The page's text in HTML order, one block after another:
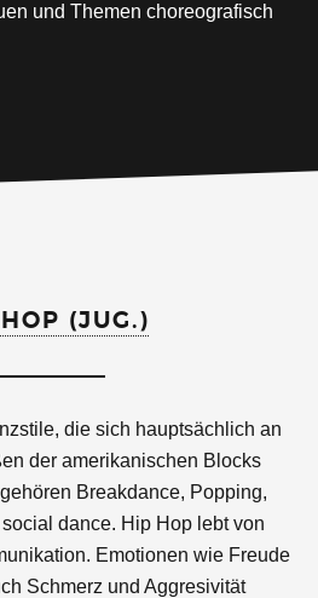
und Themen choreografisch
(JUG.)
die sich hauptsächlich an
der amerikanischen Blocks
Breakdance, Popping,
dance. Hip Hop lebt von
Emotionen wie Freude
Schmerz und Aggresivität